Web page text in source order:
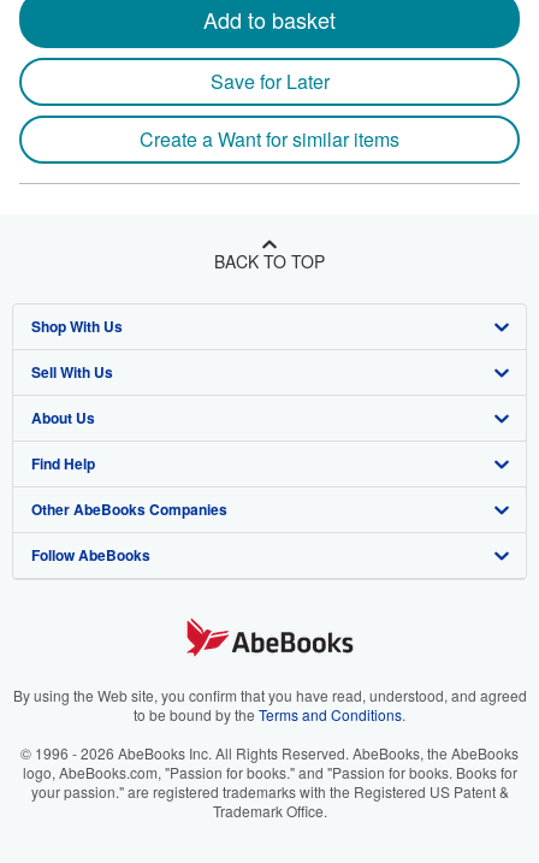
Add to basket
Save for Later
Create a Want for similar items
BACK TO TOP
Shop With Us
Advanced Search
Browse Collections
My Account
My Orders
View Basket
Sell With Us
Start Selling
Join Our Affiliate Program
Book Buyback
Refer a seller
About Us
About AbeBooks
Media
Careers
Your Ads Privacy Choices
Accessibility
Find Help
Help
Customer Support
Other AbeBooks Companies
AbeBooks.co.uk
AbeBooks.it
AbeBooks.ca
Follow AbeBooks
By using the Web site, you confirm that you have read, understood, and agreed
to be bound by the Terms and Conditions.
© 1996 - 2026 AbeBooks Inc. All Rights Reserved. AbeBooks, the AbeBooks
logo, AbeBooks.com, "Passion for books." and "Passion for books. Books for
your passion." are registered trademarks with the Registered US Patent &
Trademark Office.